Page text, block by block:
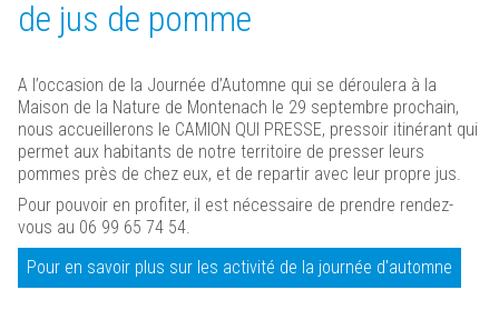
de jus de pomme
A l’occasion de la Journée d’Automne qui se déroulera à la
Maison de la Nature de Montenach le 29 septembre prochain,
nous accueillerons le CAMION QUI PRESSE, pressoir itinérant qui
permet aux habitants de notre territoire de presser leurs
pommes près de chez eux, et de repartir avec leur propre jus.
Pour pouvoir en profiter, il est nécessaire de prendre rendez-
vous au 06 99 65 74 54.
Pour en savoir plus sur les activité de la journée d'automne